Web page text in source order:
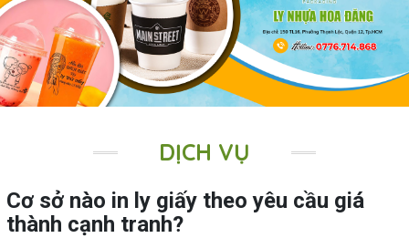
DỊCH VỤ
Cơ sở nào in ly giấy theo yêu cầu giá
thành cạnh tranh?